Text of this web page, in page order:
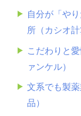
自分が「や
所（カシオ計
こだわりと
ァンケル）
文系でも製
品）